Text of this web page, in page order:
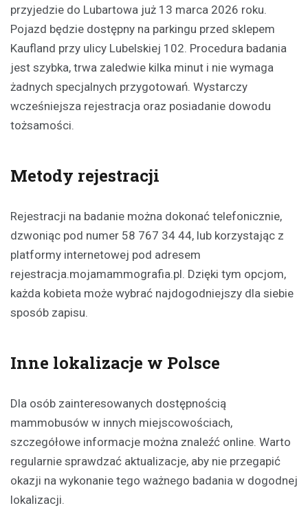
przyjedzie do Lubartowa już 13 marca 2026 roku.
Pojazd będzie dostępny na parkingu przed sklepem
Kaufland przy ulicy Lubelskiej 102. Procedura badania
jest szybka, trwa zaledwie kilka minut i nie wymaga
żadnych specjalnych przygotowań. Wystarczy
wcześniejsza rejestracja oraz posiadanie dowodu
tożsamości.
Metody rejestracji
Rejestracji na badanie można dokonać telefonicznie,
dzwoniąc pod numer 58 767 34 44, lub korzystając z
platformy internetowej pod adresem
rejestracja.mojamammografia.pl. Dzięki tym opcjom,
każda kobieta może wybrać najdogodniejszy dla siebie
sposób zapisu.
Inne lokalizacje w Polsce
Dla osób zainteresowanych dostępnością
mammobusów w innych miejscowościach,
szczegółowe informacje można znaleźć online. Warto
regularnie sprawdzać aktualizacje, aby nie przegapić
okazji na wykonanie tego ważnego badania w dogodnej
lokalizacji.